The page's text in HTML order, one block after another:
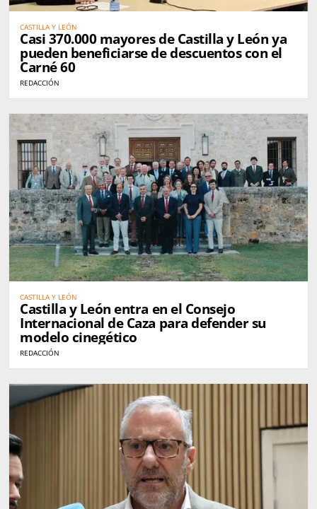
CASTILLA Y LEÓN
Casi 370.000 mayores de Castilla y León ya
pueden beneficiarse de descuentos con el
Carné 60
REDACCIÓN
CASTILLA Y LEÓN
Castilla y León entra en el Consejo
Internacional de Caza para defender su
modelo cinegético
REDACCIÓN